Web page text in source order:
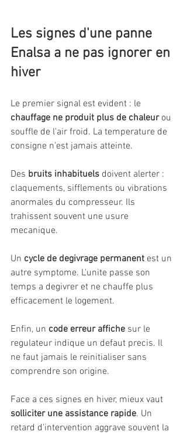
Les signes d'une panne
Enalsa a ne pas ignorer en
hiver
Le premier signal est evident : le
chauffage ne produit plus de chaleur ou
souffle de l'air froid. La temperature de
consigne n'est jamais atteinte.
Des bruits inhabituels doivent alerter :
claquements, sifflements ou vibrations
anormales du compresseur. Ils
trahissent souvent une usure
mecanique.
Un cycle de degivrage permanent est un
autre symptome. L'unite passe son
temps a degivrer et ne chauffe plus
efficacement le logement.
Enfin, un code erreur affiche sur le
regulateur indique un defaut precis. Il
ne faut jamais le reinitialiser sans
comprendre son origine.
Face a ces signes en hiver, mieux vaut
solliciter une assistance rapide. Un
retard d'intervention aggrave souvent la